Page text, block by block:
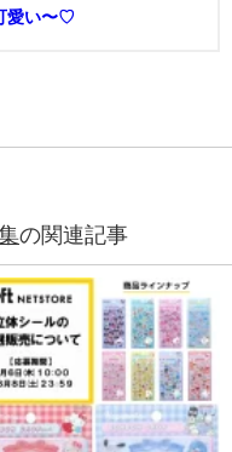
愛い〜♡
の関連記事